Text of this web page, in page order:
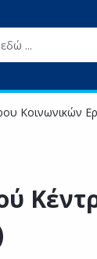
...
Κοινωνικών